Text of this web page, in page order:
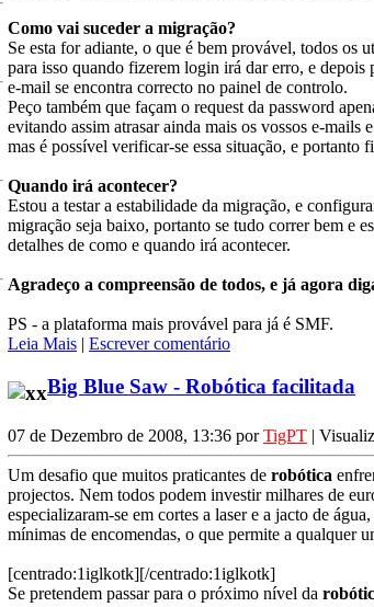
Como vai suceder a migração?
Se esta for adiante, o que é bem provável, todos os
para isso quando fizerem login irá dar erro, e
e-mail se encontra correcto no painel de controlo.
Peço também que façam o request da password
evitando assim atrasar ainda mais os vossos e-mails
mas é possível verificar-se essa situação, e portanto
Quando irá acontecer?
Estou a testar a estabilidade da migração, e
migração seja baixo, portanto se tudo correr bem e
detalhes de como e quando irá acontecer.
Agradeço a compreensão de todos, e já agora
PS - a plataforma mais provável para já é SMF.
Leia Mais | Escrever comentário
Big Blue Saw - Robótica facilitada
07 de Dezembro de 2008, 13:36 porTigPT |
Um desafio que muitos praticantes de robótica
projectos. Nem todos podem investir milhares de
especializaram-se em cortes a laser e a jacto de
mínimas de encomendas, o que permite a qualquer
[centrado:1iglkotk][/centrado:1iglkotk]
Se pretendem passar para o próximo nível da